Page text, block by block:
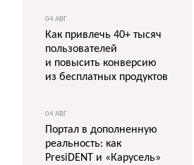
04 АВГ
Как привлечь 40+ тысяч
пользователей
и повысить конверсию
из бесплатных продуктов
04 АВГ
Портал в дополненную
реальность: как
PresiDENT и «Карусель»